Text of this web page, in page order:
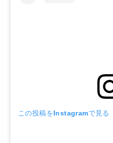
この投稿をInstagramで見る